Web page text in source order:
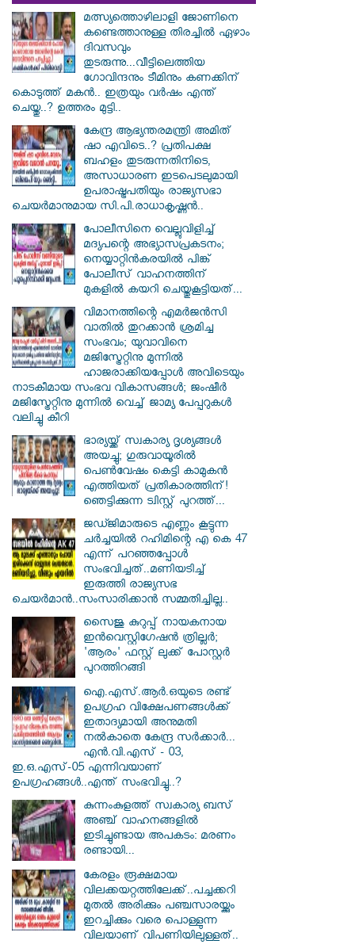
മത്സ്യത്തൊഴിലാളി ജോണിനെ
കണ്ടെത്താനുള്ള തിരച്ചിൽ ഏഴാം
ദിവസവും
തുടരുന്നു...വീട്ടിലെത്തിയ
ഗോവിന്ദനും ടീമിനും കണക്കിന്
കൊടുത്ത് മകൻ.. ഇത്രയും വർഷം എന്ത്
ചെയ്തു..? ഉത്തരം മുട്ടി..
കേന്ദ്ര ആഭ്യന്തരമന്ത്രി അമിത്
ഷാ എവിടെ..? പ്രതിപക്ഷ
ബഹളം തുടരുന്നതിനിടെ,
അസാധാരണ ഇടപെടലുമായി
ഉപരാഷ്ട്രപതിയും രാജ്യസഭാ
ചെയർമാനുമായ സി.പി.രാധാകൃഷ്ണൻ..
പോലീസിനെ വെല്ലുവിളിച്ച്
മദ്യപന്റെ അഭ്യാസപ്രകടനം;
നെയ്യാറ്റിൻകരയിൽ പിങ്ക്
പോലീസ് വാഹനത്തിന്
മുകളിൽ കയറി ചെയ്തുകൂട്ടിയത്...
വിമാനത്തിന്റെ എമർജൻസി
വാതിൽ തുറക്കാൻ ശ്രമിച്ച
സംഭവം; യുവാവിനെ
മജിസ്ട്രേറ്റിനു മുന്നിൽ
ഹാജരാക്കിയപ്പോൾ അവിടെയും
നാടകീമായ സംഭവ വികാസങ്ങൾ; ജംഷീർ
മജിസ്ട്രേറ്റിനു മുന്നിൽ വെച്ച് ജാമ്യ പേപ്പറുകൾ
വലിച്ചു കീറി
ഭാര്യയ്ക്ക് സ്വകാര്യ ദൃശ്യങ്ങൾ
അയച്ചു; ഗുരുവായൂരിൽ
പെൺവേഷം കെട്ടി കാമുകൻ
എത്തിയത് പ്രതികാരത്തിന്!
ഞെട്ടിക്കുന്ന ട്വിസ്റ്റ് പുറത്ത്...
ജഡ്ജിമാരുടെ എണ്ണം കൂട്ടുന്ന
ചർച്ചയിൽ റഹിമിന്റെ എ കെ 47
എന്ന് പറഞ്ഞപ്പോൾ
സംഭവിച്ചത്..മണിയടിച്ച്
ഇരുത്തി രാജ്യസഭ
ചെയർമാൻ..സംസാരിക്കാൻ സമ്മതിച്ചില്ല..
സൈജു കുറുപ്പ് നായകനായ
ഇൻവെസ്റ്റിഗേഷൻ ത്രില്ലർ;
'ആരം' ഫസ്റ്റ് ലുക്ക് പോസ്റ്റർ
പുറത്തിറങ്ങി
ഐ.എസ്.ആർ.ഒയുടെ രണ്ട്
ഉപഗ്രഹ വിക്ഷേപണങ്ങൾക്ക്
ഇതാദ്യമായി അനുമതി
നൽകാതെ കേന്ദ്ര സർക്കാർ...
എൻ.വി.എസ് - 03,
ഇ.ഒ.എസ്-05 എന്നിവയാണ്
ഉപഗ്രഹങ്ങൾ..എന്ത് സംഭവിച്ചു..?
കുന്നംകുളത്ത് സ്വകാര്യ ബസ്
അഞ്ച് വാഹനങ്ങളിൽ
ഇടിച്ചുണ്ടായ അപകടം: മരണം
രണ്ടായി...
കേരളം രൂക്ഷമായ
വിലക്കയറ്റത്തിലേക്ക്..പച്ചക്കറി
മുതൽ അരിക്കും പഞ്ചസാരയ്ക്കും
ഇറച്ചിക്കും വരെ പൊള്ളുന്ന
വിലയാണ് വിപണിയിലുള്ളത്..